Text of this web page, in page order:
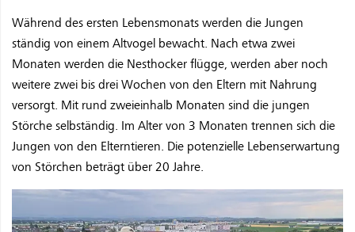
Während des ersten Lebensmonats werden die Jungen
ständig von einem Altvogel bewacht. Nach etwa zwei
Monaten werden die Nesthocker flügge, werden aber noch
weitere zwei bis drei Wochen von den Eltern mit Nahrung
versorgt. Mit rund zweieinhalb Monaten sind die jungen
Störche selbständig. Im Alter von 3 Monaten trennen sich die
Jungen von den Elterntieren. Die potenzielle Lebenserwartung
von Störchen beträgt über 20 Jahre.